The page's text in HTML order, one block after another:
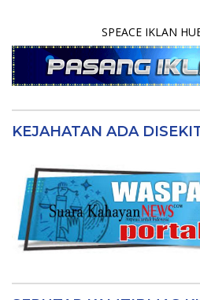
SPEACE IKLAN
KEJAHATAN ADA